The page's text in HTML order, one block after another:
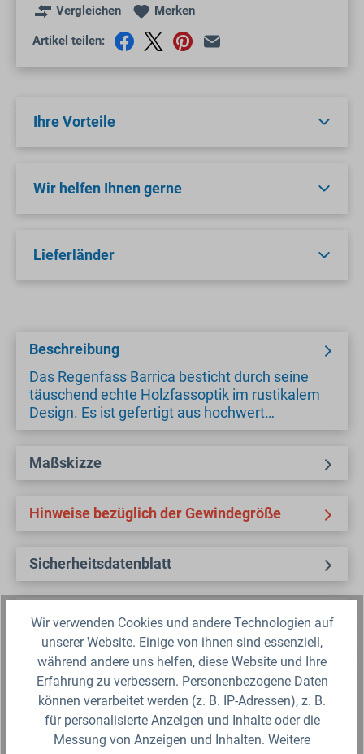
Vergleichen Merken
Artikel teilen:
Ihre Vorteile
Wir helfen Ihnen gerne
Lieferländer
Beschreibung
Das Regenfass Barrica besticht durch seine
täuschend echte Holzfassoptik im rustikalem
Design. Es ist gefertigt aus hochwert…
Maßskizze
Hinweise bezüglich der Gewindegröße
Sicherheitsdatenblatt
Fragen zum Artikel?
Produktbewertungen
Für die Darstellung des Artikelbildes verwenden wir eine zufällig
gewählte Artikelgröße als Beispielabbildung. Die Abbildungen,
technischen Daten, Maßangaben in Millimeter, Gewichtsangaben in
Gramm und Ausführungen sind somit unverbindlich. Die eigentliche
Wir verwenden Cookies und andere Technologien auf
unserer Website. Einige von ihnen sind essenziell,
während andere uns helfen, diese Website und Ihre
Erfahrung zu verbessern. Personenbezogene Daten
können verarbeitet werden (z. B. IP-Adressen), z. B.
für personalisierte Anzeigen und Inhalte oder die
Messung von Anzeigen und Inhalten. Weitere